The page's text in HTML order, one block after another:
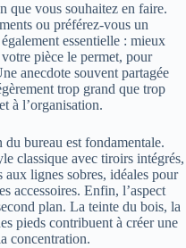
que vous souhaitez en faire.
ou préférez-vous un
essentielle : mieux
pièce le permet, pour
anecdote souvent partagée
trop grand que trop
à l’organisation.
bureau est fondamentale.
classique avec tiroirs intégrés,
aux lignes sobres, idéales pour
accessoires. Enfin, l’aspect
plan. La teinte du bois, la
pieds contribuent à créer une
concentration.